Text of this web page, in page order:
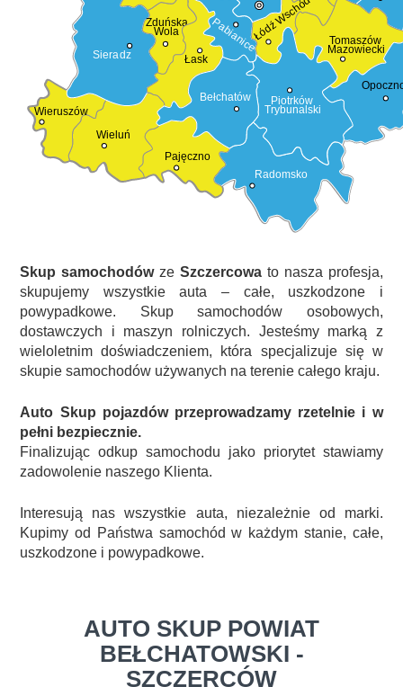
Radomsko
Pajęczno
Wieluń
Wieruszów
Sieradz
Zduńska
Wola
Łask
PabianiceŁódź Wschód Tomaszów
Mazowiecki
Piotrków
Trybunalski
Bełchatów
Skup samochodówzeSzczercowa to nasza profesja,
skupujemy wszystkie auta – całe, uszkodzone i
powypadkowe. Skup samochodów osobowych,
dostawczych i maszyn rolniczych. Jesteśmy marką z
wieloletnim doświadczeniem, która specjalizuje się w
skupie samochodów używanych na terenie całego kraju.
Auto Skup pojazdów przeprowadzamy rzetelnie i w
pełni bezpiecznie.
Finalizując odkup samochodu jako priorytet stawiamy
zadowolenie naszego Klienta.
Interesują nas wszystkie auta, niezależnie od marki.
Kupimy od Państwa samochód w każdym stanie, całe,
uszkodzone i powypadkowe.
AUTO SKUP POWIAT
BEŁCHATOWSKI -
SZCZERCÓW